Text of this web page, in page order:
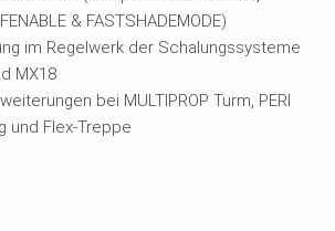
& FASTSHADEMODE)
im Regelwerk der Schalungssysteme
MX18
bei MULTIPROP Turm, PERI
und Flex-Treppe